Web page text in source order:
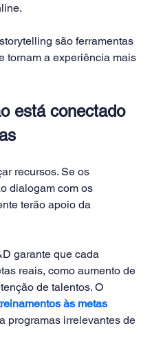
são ferramentas
tornam a experiência mais
está conectado
recursos. Se os
dialogam com os
terão apoio da
garante que cada
reais, como aumento de
de talentos. O
às metas
programas irrelevantes de